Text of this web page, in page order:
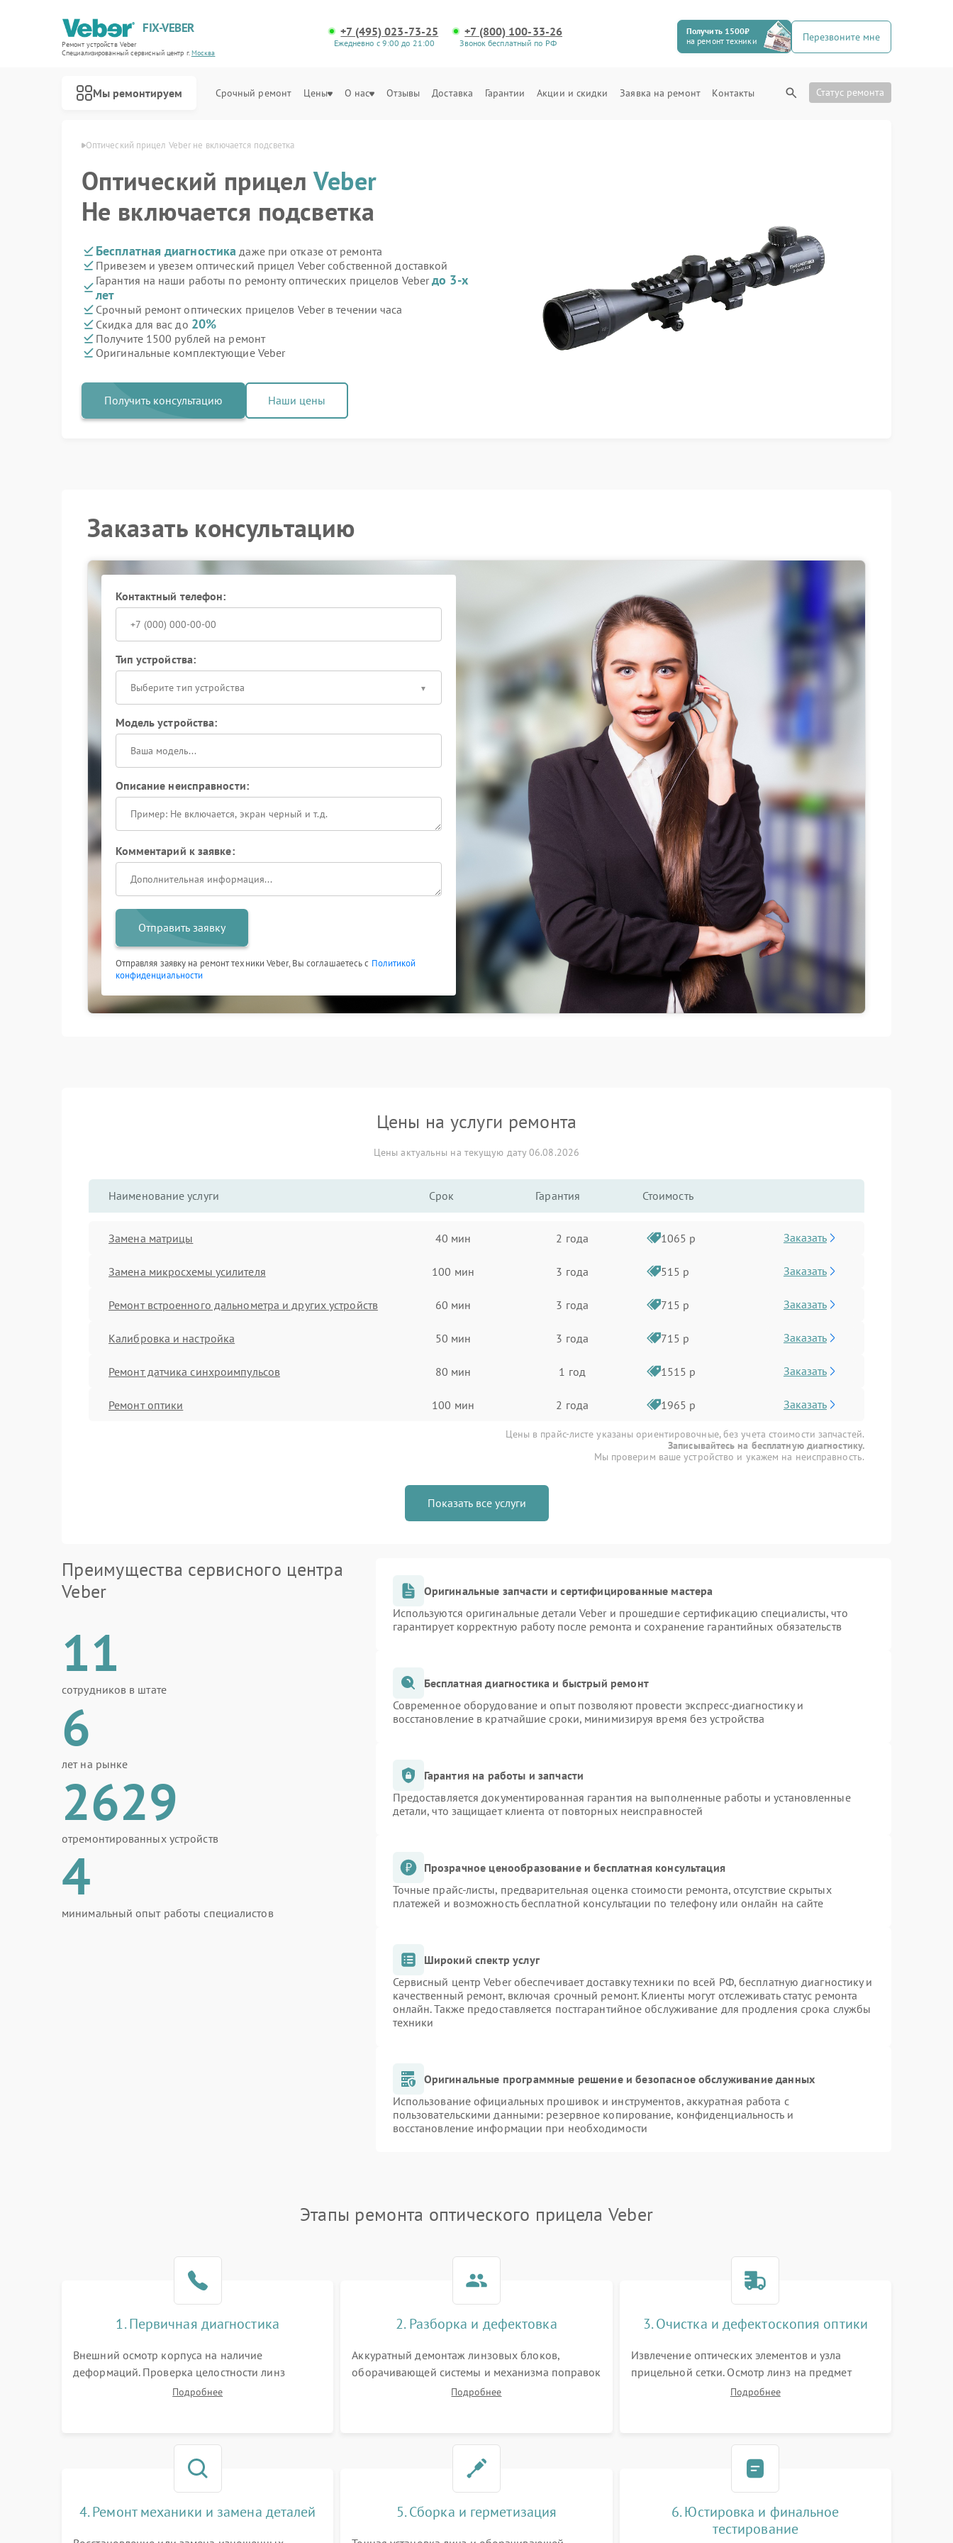
FIX-VEBER
Ремонт устройств Veber
Специализированный cервисный центр г.Москва
+7 (495) 023-73-25
Ежедневно с 9:00 до 21:00
+7 (800) 100-33-26
Звонок бесплатный по РФ
Получить 1500₽
на ремонт техники
Перезвоните мне
Мы ремонтируем Срочный ремонт Цены О нас Отзывы Доставка Гарантии Акции и скидки Заявка на ремонт Контакты Статус ремонта
Оптический прицел Veber не включается подсветка
Оптический прицелVeber
Не включается подсветка
Бесплатная диагностика даже при отказе от ремонта
Привезем и увезем оптический прицел Veber собственной доставкой
Гарантия на наши работы по ремонту оптических прицелов Veberдо 3-х
лет
Срочный ремонт оптических прицелов Veber в течении часа
Скидка для вас до 20%
Получите 1500 рублей на ремонт
Оригинальные комплектующие Veber
Получить консультацию Наши цены
Заказать консультацию
Контактный телефон:
Тип устройства:
Выберите тип устройства
Модель устройства:
Описание неисправности:
Комментарий к заявке:
Отправить заявку
Отправляя заявку на ремонт техники Veber, Вы соглашаетесь с Политикой
конфиденциальности
Цены на услуги ремонта
Цены актуальны на текущую дату 06.08.2026
Наименование услуги Срок Гарантия Стоимость
Замена матрицы 40 мин 2 года 1065 р Заказать
Замена микросхемы усилителя 100 мин 3 года 515 р Заказать
Ремонт встроенного дальнометра и других устройств 60 мин 3 года 715 р Заказать
Калибровка и настройка 50 мин 3 года 715 р Заказать
Ремонт датчика синхроимпульсов 80 мин 1 год 1515 р Заказать
Ремонт оптики 100 мин 2 года 1965 р Заказать
Цены в прайс-листе указаны ориентировочные, без учета стоимости запчастей.
Записывайтесь на бесплатную диагностику.
Мы проверим ваше устройство и укажем на неисправность.
Показать все услуги
Преимущества сервисного центра
Veber
11
сотрудников в штате
6
лет на рынке
2629
отремонтированных устройств
4
минимальный опыт работы специалистов
Оригинальные запчасти и сертифицированные мастера
Используются оригинальные детали Veber и прошедшие сертификацию специалисты, что
гарантирует корректную работу после ремонта и сохранение гарантийных обязательств
Бесплатная диагностика и быстрый ремонт
Современное оборудование и опыт позволяют провести экспресс-диагностику и
восстановление в кратчайшие сроки, минимизируя время без устройства
Гарантия на работы и запчасти
Предоставляется документированная гарантия на выполненные работы и установленные
детали, что защищает клиента от повторных неисправностей
Прозрачное ценообразование и бесплатная консультация
Точные прайс-листы, предварительная оценка стоимости ремонта, отсутствие скрытых
платежей и возможность бесплатной консультации по телефону или онлайн на сайте
Широкий спектр услуг
Сервисный центр Veber обеспечивает доставку техники по всей РФ, бесплатную диагностику и
качественный ремонт, включая срочный ремонт. Клиенты могут отслеживать статус ремонта
онлайн. Также предоставляется постгарантийное обслуживание для продления срока службы
техники
Оригинальные программные решение и безопасное обслуживание данных
Использование официальных прошивок и инструментов, аккуратная работа с
пользовательскими данными: резервное копирование, конфиденциальность и
восстановление информации при необходимости
Этапы ремонта оптического прицела Veber
1. Первичная диагностика
Внешний осмотр корпуса на наличие
деформаций. Проверка целостности линз
объектива и окуляра. Тестирование работы
Подробнее
2. Разборка и дефектовка
Аккуратный демонтаж линзовых блоков,
оборачивающей системы и механизма поправок
спецключами. Осмотр внутренних резьбовых
Подробнее
3. Очистка и дефектоскопия оптики
Извлечение оптических элементов и узла
прицельной сетки. Осмотр линз на предмет
повреждения просветляющего покрытия или
Подробнее
4. Ремонт механики и замена деталей 5. Сборка и герметизация
6. Юстировка и финальное
тестирование